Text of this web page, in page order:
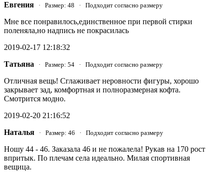
Евгения · Размер: 48 · Подходит согласно размеру
Мне все понравилось,единственное при первой стирки
поленяла,но надпись не покрасилась
2019-02-17 12:18:32
Татьяна · Размер: 54 · Подходит согласно размеру
Отличная вещь! Сглаживает неровности фигуры, хорошо
закрывает зад, комфортная и полноразмерная кофта.
Смотрится модно.
2019-02-20 21:16:52
Наталья · Размер: 46 · Подходит согласно размеру
Ношу 44 - 46. Заказала 46 и не пожалела! Рукав на 170 рост
впритык. По плечам села идеально. Милая спортивная
вещица.